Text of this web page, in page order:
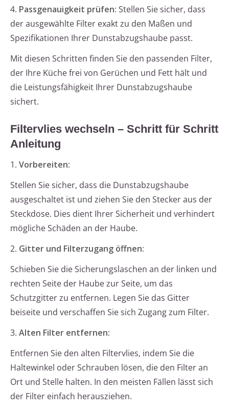
4. Passgenauigkeit prüfen: Stellen Sie sicher, dass
der ausgewählte Filter exakt zu den Maßen und
Spezifikationen Ihrer Dunstabzugshaube passt.
Mit diesen Schritten finden Sie den passenden Filter,
der Ihre Küche frei von Gerüchen und Fett hält und
die Leistungsfähigkeit Ihrer Dunstabzugshaube
sichert.
Filtervlies wechseln – Schritt für Schritt
Anleitung
1. Vorbereiten:
Stellen Sie sicher, dass die Dunstabzugshaube
ausgeschaltet ist und ziehen Sie den Stecker aus der
Steckdose. Dies dient Ihrer Sicherheit und verhindert
mögliche Schäden an der Haube.
2. Gitter und Filterzugang öffnen:
Schieben Sie die Sicherungslaschen an der linken und
rechten Seite der Haube zur Seite, um das
Schutzgitter zu entfernen. Legen Sie das Gitter
beiseite und verschaffen Sie sich Zugang zum Filter.
3. Alten Filter entfernen:
Entfernen Sie den alten Filtervlies, indem Sie die
Haltewinkel oder Schrauben lösen, die den Filter an
Ort und Stelle halten. In den meisten Fällen lässt sich
der Filter einfach herausziehen.